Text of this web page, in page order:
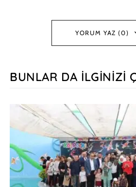
YORUM YAZ (0)
BUNLAR DA İLGINIZI